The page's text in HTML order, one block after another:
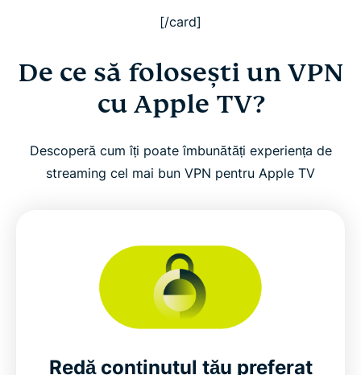
[/card]
De ce să folosești un VPN
cu Apple TV?
Descoperă cum îți poate îmbunătăți experiența de
streaming cel mai bun VPN pentru Apple TV
Redă conținutul tău preferat